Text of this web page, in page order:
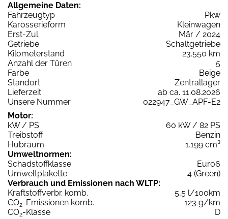
Allgemeine Daten:
Fahrzeugtyp
Pkw
Karosserieform
Kleinwagen
Erst-Zul.
Mär / 2024
Getriebe
Schaltgetriebe
Kilometerstand
23.550 km
Anzahl der Türen
5
Farbe
Beige
Standort
Zentrallager
Lieferzeit
ab ca. 11.08.2026
Unsere Nummer
022947_GW_APF-E2
Motor:
kW / PS
60 kW / 82 PS
Treibstoff
Benzin
Hubraum
1.199 cm³
Umweltnormen:
Schadstoffklasse
Euro6
Umweltplakette
4 (Green)
Verbrauch und Emissionen nach WLTP:
Kraftstoffverbr. komb.
5,5 l/100km
CO2-Emissionen komb.
123 g/km
CO2-Klasse
D